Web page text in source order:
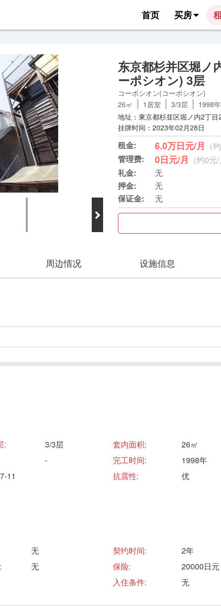
首页 买房
东京都杉并区堀ノ
ーポシオン) 3层
コーポシオン(コーポシオン)
26㎡
1居室 3/3层
1998年
地址：東京都杉並区堀ノ内2丁目
挂牌时间：2023年02月28日
租金: 6.0万日元/月 （
管理费:
0日元/月 （约0
礼金:
无
押金:
无
保证金:
无
周边情况 设施信息
套内面积:
26㎡
完工时间:
1998年
抗震性:
优
:
3/3层
-
11
契约时间:
2年
保险:
20000日元
入住条件:
无
无
无